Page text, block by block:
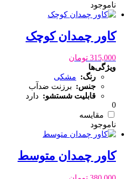
کاور چمدان کوچک
315,000 تومان
ویژگی‌ها
رنگ: مشکی
جنس: برزنت ضدآب
قابلیت شستشو: دارد
0
مقایسه
کاور چمدان متوسط